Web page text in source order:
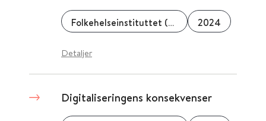
Folkehelseinstituttet (FHI) 2024
Detaljer
Digitaliseringens konsekvenser